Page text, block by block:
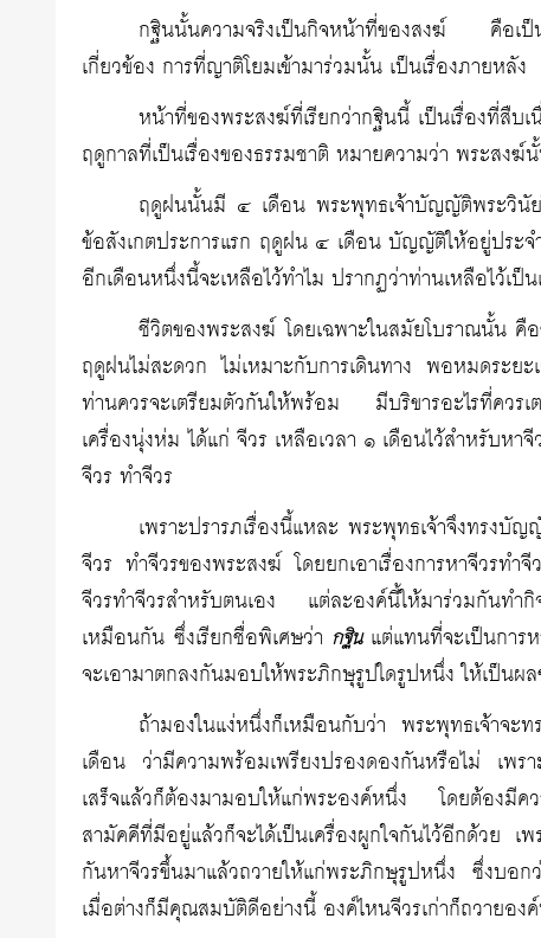
กฐินนั้นความจริงเป็นกิจหน้าที่ของสงฆ์ คือเป็
เกี่ยวข้อง การที่ญาติโยมเข้ามาร่วมนั้น เป็นเรื่องภายหลัง
หน้าที่ของพระสงฆ์ที่เรียกว่ากฐินนี้ เป็นเรื่องที่สืบเ
ฤดูกาลที่เป็นเรื่องของธรรมชาติ หมายความว่า พระสง
ฤดูฝนนั้นมี ๔ เดือน พระพุทธเจ้าบัญญัติพระวินั
ข้อสังเกตประการแรก ฤดูฝน ๔ เดือน บัญญัติให้อยู่ประ
อีกเดือนหนึ่งนี้จะเหลือไว้ทำไม ปรากฏว่าท่านเหลือไว้เป็
ชีวิตของพระสงฆ์ โดยเฉพาะในสมัยโบราณนั้น คื
ฤดูฝนไม่สะดวก ไม่เหมาะกับการเดินทาง พอหมดระย
ท่านควรจะเตรียมตัวกันให้พร้อม มีบริขารอะไรที่ควร
เครื่องนุ่งห่ม ได้แก่ จีวร เหลือเวลา ๑ เดือนไว้สำหรับห
จีวร ทำจีวร
เพราะปรารภเรื่องนี้แหละ พระพุทธเจ้าจึงทรงบั
จีวร ทำจีวรของพระสงฆ์ โดยยกเอาเรื่องการหาจีวรท
จีวรทำจีวรสำหรับตนเอง แต่ละองค์นี้ให้มาร่วมกันทำกิ
เหมือนกัน ซึ่งเรียกชื่อพิเศษว่า กฐินแต่แทนที่จะเป็นการ
จะเอามาตกลงกันมอบให้พระภิกษุรูปใดรูปหนึ่ง ให้เป็นผ
ถ้ามองในแง่หนึ่งก็เหมือนกับว่า พระพุทธเจ้าจ
เดือน ว่ามีความพร้อมเพรียงปรองดองกันหรือไม่ เพร
เสร็จแล้วก็ต้องมามอบให้แก่พระองค์หนึ่ง โดยต้องมี
สามัคคีที่มีอยู่แล้วก็จะได้เป็นเครื่องผูกใจกันไว้อีกด้วย
กันหาจีวรขึ้นมาแล้วถวายให้แก่พระภิกษุรูปหนึ่ง ซึ่งบอ
เมื่อต่างก็มีคุณสมบัติดีอย่างนี้ องค์ไหนจีวรเก่าก็ถวายอง